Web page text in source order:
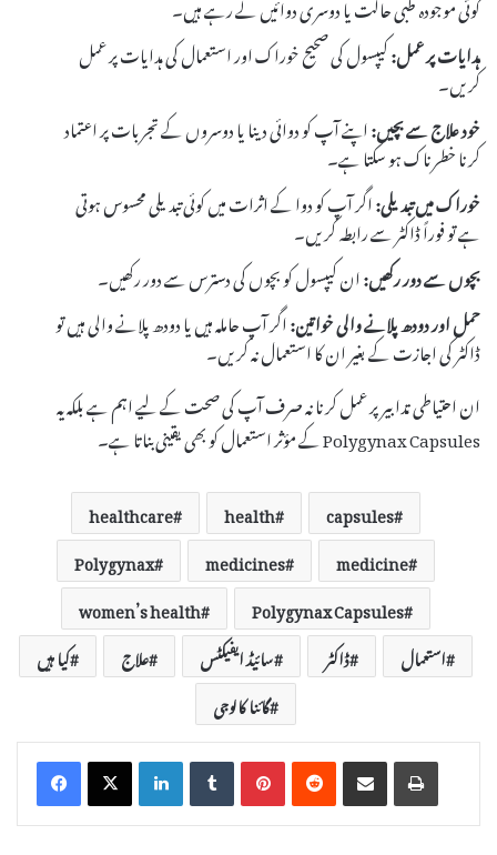
ہدایات پر عمل:کیپسول کی صحیح خوراک اور استعمال کی ہدایات پر عمل
کریں۔
خود علاج سے بچیں:اپنے آپ کو دوائی دینا یا دوسروں کے تجربات پر اعتماد
کرنا خطرناک ہو سکتا ہے۔
خوراک میں تبدیلی:اگر آپ کو دوا کے اثرات میں کوئی تبدیلی محسوس ہوتی
ہے تو فوراً ڈاکٹر سے رابطہ کریں۔
بچوں سے دور رکھیں:ان کیپسول کو بچوں کی دسترس سے دور رکھیں۔
حمل اور دودھ پلانے والی خواتین:اگر آپ حاملہ ہیں یا دودھ پلانے والی ہیں تو
ڈاکٹر کی اجازت کے بغیر ان کا استعمال نہ کریں۔
ان احتیاطی تدابیر پر عمل کرنا نہ صرف آپ کی صحت کے لیے اہم ہے بلکہ یہ
Polygynax Capsules کے مؤثر استعمال کو بھی یقینی بناتا ہے۔
capsules
health
healthcare
medicine
medicines
Polygynax
Polygynax Capsules
women’s health
استعمال
ڈاکٹر سائیڈ ایفیکٹس علاج
کیا ہیں
گائنا کالوجی
LinkedInTumblrPinterestReddit Share via Email Print